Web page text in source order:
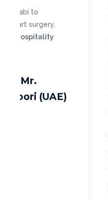
Dhabi to
heart surgery,
Hospitality
– Mr.
(UAE)